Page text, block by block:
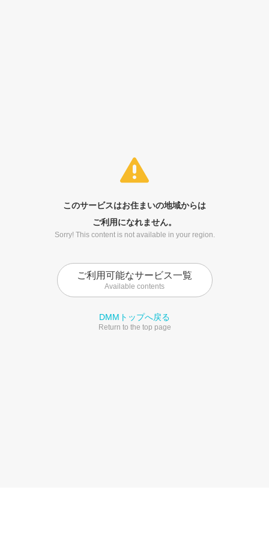
このサービスはお住まいの地域からは
ご利用になれません。
Sorry! This content is not available in your region.
ご利用可能なサービス一覧
Available contents
DMMトップへ戻る
Return to the top page